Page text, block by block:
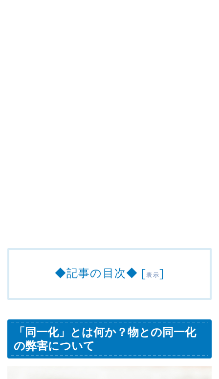
◆記事の目次◆ [表示]
「同一化」とは何か？物との同一化
の弊害について